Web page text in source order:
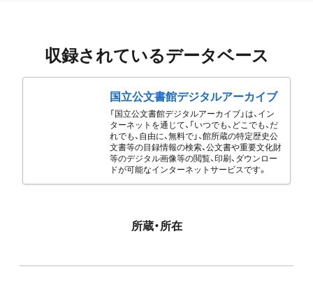
収録されているデータベース
国立公文書館デジタルアーカイブ
「国立公文書館デジタルアーカイブ」は、イン
ターネットを通じて、「いつでも、どこでも、だ
れでも、自由に、無料で」、館所蔵の特定歴史公
文書等の目録情報の検索、公文書や重要文化財
等のデジタル画像等の閲覧、印刷、ダウンロー
ドが可能なインターネットサービスです。
所蔵・所在